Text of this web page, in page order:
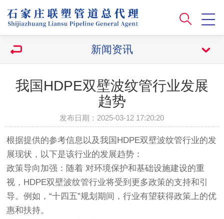
新闻资讯
我国HDPE双壁波纹管行业发展
趋势
发布日期：2025-03-12 17:20:20
根据提供的参考信息以及我国HDPE双壁波纹管行业的发
展现状，以下是该行业的发展趋势：
政策导向加强：随着 对环境保护和基础设施建设的重
视，HDPE双壁波纹管行业将受到更多政策的支持和引
导。例如，“十四五”规划期间，行业有望获得政策上的优
惠和扶持。